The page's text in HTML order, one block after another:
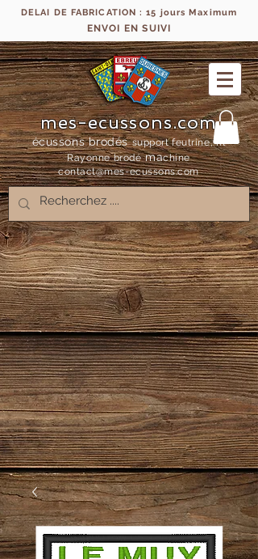
DELAI DE FABRICATION : 15 jours Maximum
ENVOI EN SUIVI
mes-ecussons.com
écussons brodés support feutrine, fil
Rayonne brodémachine
contact@mes-ecussons.com